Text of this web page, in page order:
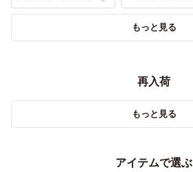
もっと見る
再入荷
もっと見る
アイテムで選ぶ